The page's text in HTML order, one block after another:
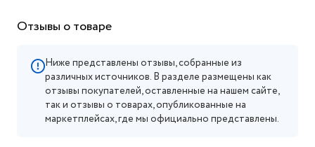
Отзывы о товаре
Ниже представлены отзывы, собранные из
различных источников. В разделе размещены как
отзывы покупателей, оставленные на нашем сайте,
так и отзывы о товарах, опубликованные на
маркетплейсах, где мы официально представлены.